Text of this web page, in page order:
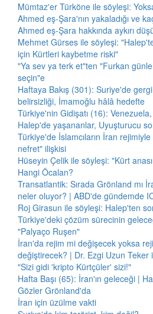
Mümtaz'er Türköne ile söyleşi:
Ahmed eş-Şara'nın yakaladığı ve
Ahmed eş-Şara hakkında aykırı
Mehmet Gürses ile söyleşi:
için Kürtleri kaybetme riski"
"Ya sev ya terk et"ten "Furkan
seçin"e
Haftaya Bakış (301): Suriye'de
belirsizliği, İmamoğlu hâlâ hedefte
Türkiye'nin Gidişatı (16):
Halep'de yaşananlar, Uyuşturucu
Türkiye'de İslamcıların İran
nefret" ilişkisi
Hüseyin Çelik ile söyleşi: "Kürt
Hangi Öcalan?
Transatlantik: Sırada Grönland mı
neler oluyor? | ABD'de gündemde
Roj Girasun ile söyleşi: Halep'ten
Türkiye'deki çözüm sürecinin
"Palyaço Ruşen"
İran'da rejim mi değişecek yoksa
değiştirecek? | Dr. Ezgi Uzun Teker
"Sizi gidi 'kripto Kürtçüler' sizi!"
Hafta Başı (65): İran'ın geleceği |
Gözler Grönland'da
İran için üzülme vakti